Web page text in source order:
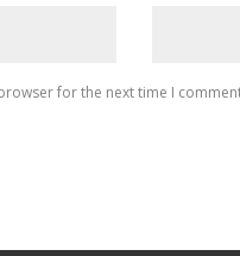
for the next time I